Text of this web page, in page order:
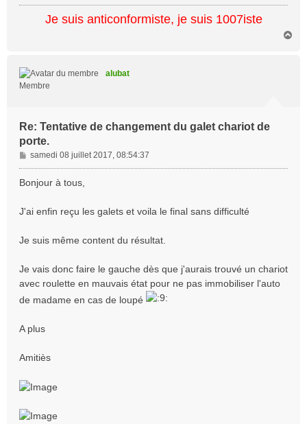
e
Je suis anticonformiste, je suis 1007iste
alubat
Membre
Re: Tentative de changement du galet chariot de
porte.
M
e
g
samedi 08 juillet 2017, 08:54:37
Bonjour à tous,
J'ai enfin reçu les galets et voila le final sans difficulté
Je suis même content du résultat.
Je vais donc faire le gauche dès que j'aurais trouvé un chariot
avec roulette en mauvais état pour ne pas immobiliser l'auto
de madame en cas de loupé
A plus
Amitiès